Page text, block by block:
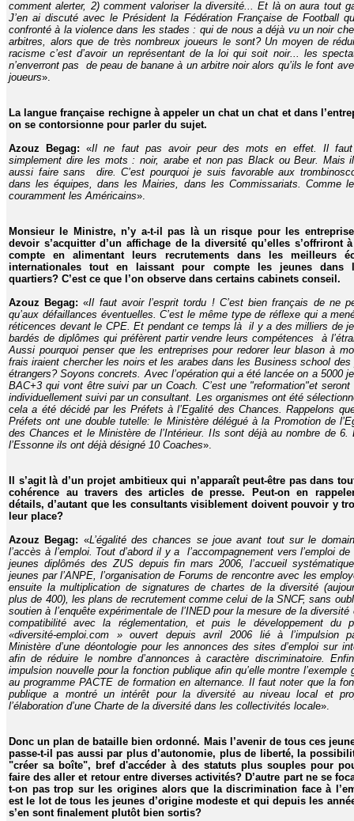
comment alerter, 2) comment valoriser la diversité... Et là on aura tout
J’en ai discuté avec le Président la Fédération Française de Football
confronté à la violence dans les stades : qui de nous a déjà vu un noir
arbitres, alors que de très nombreux joueurs le sont? Un moyen de
racisme c’est d’avoir un représentant de la loi qui soit noir... les
n’enverront pas de peau de banane à un arbitre noir alors qu’ils le font
joueurs».
La langue française rechigne à appeler un chat un chat et dans
on se contorsionne pour parler du sujet.
Azouz Begag:
«Il ne faut pas avoir peur des mots en effet. Il
simplement dire les mots : noir, arabe et non pas Black ou Beur. Mais
aussi faire sans dire. C’est pourquoi je suis favorable aux
dans les équipes, dans les Mairies, dans les Commissariats. Comme
couramment les Américains».
Monsieur le Ministre, n’y a-t-il pas là un risque pour les
devoir s’acquitter d’un affichage de la diversité qu’elles s’offriront
compte en alimentant leurs recrutements dans les meilleurs
internationales tout en laissant pour compte les jeunes dans
quartiers? C’est ce que l’on observe dans certains cabinets conseil.
Azouz Begag: «Il faut avoir l’esprit tordu ! C’est bien français de ne
qu’aux défaillances éventuelles. C’est le même type de réflexe qui a
réticences devant le CPE. Et pendant ce temps là il y a des milliers de
bardés de diplômes qui préfèrent partir vendre leurs compétences à
Aussi pourquoi penser que les entreprises pour redorer leur blason à
frais iraient chercher les noirs et les arabes dans les Business school des
étrangers? Soyons concrets. Avec l’opération qui a été lancée on a 5000
BAC+3 qui vont être suivi par un Coach. C’est une "reformation"et seront
individuellement suivi par un consultant. Les organismes ont été
cela a été décidé par les Préfets à l’Egalité des Chances. Rappelons
Préfets ont une double tutelle: le Ministère délégué à la Promotion de
des Chances et le Ministère de l’Intérieur. Ils sont déjà au nombre de 6.
l’Essonne ils ont déjà désigné 10 Coaches».
Il s’agit là d’un projet ambitieux qui n’apparaît peut-être pas dans
cohérence au travers des articles de presse. Peut-on en
détails, d’autant que les consultants visiblement doivent pouvoir y
leur place?
Azouz Begag: «L’égalité des chances se joue avant tout sur le
l’accès à l’emploi. Tout d’abord il y a l’accompagnement vers l’emploi de
jeunes diplômés des ZUS depuis fin mars 2006, l’accueil
jeunes par l’ANPE, l’organisation de Forums de rencontre avec les
ensuite la multiplication de signatures de chartes de la diversité
plus de 400), les plans de recrutement comme celui de la SNCF, sans
soutien à l’enquête expérimentale de l’INED pour la mesure de la diversité
compatibilité avec la réglementation, et puis le développement du
«diversité-emploi.com » ouvert depuis avril 2006 lié à l’impulsion
Ministère d’une déontologie pour les annonces des sites d’emploi sur
afin de réduire le nombre d’annonces à caractère discriminatoire.
impulsion nouvelle pour la fonction publique afin qu’elle montre l’exemple
au programme PACTE de formation en alternance. Il faut noter que la
publique a montré un intérêt pour la diversité au niveau local et
l’élaboration d’une Charte de la diversité dans les collectivités locale».
Donc un plan de bataille bien ordonné. Mais l’avenir de tous ces
passe-t-il pas aussi par plus d’autonomie, plus de liberté, la
"créer sa boîte", bref d'accéder à des statuts plus souples pour
faire des aller et retour entre diverses activités? D’autre part ne se
t-on pas trop sur les origines alors que la discrimination face à
est le lot de tous les jeunes d’origine modeste et qui depuis les
s’en sont finalement plutôt bien sortis?